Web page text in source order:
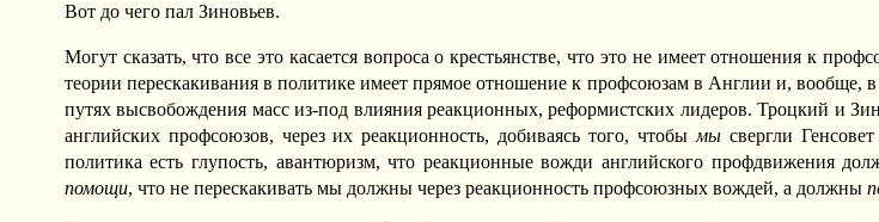
Вот до чего пал Зиновьев.
Могут сказать, что все это касается вопроса о крестьянстве, что это не имеет отношения к
теории перескакивания в политике имеет прямое отношение к профсоюзам в Англии и, вообще,
путях высвобождения масс из-под влияния реакционных, реформистских лидеров. Троцкий и
английских профсоюзов, через их реакционность, добиваясь того, чтобы мысвергли
политика есть глупость, авантюризм, что реакционные вожди английского профдвижения
помощи, что не перескакивать мы должны через реакционность профсоюзных вождей, а должны